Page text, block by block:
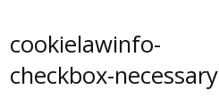
cookielawinfo-
checkbox-necessary